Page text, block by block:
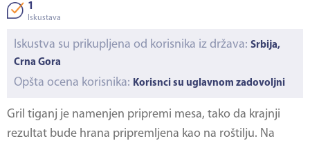
1
Iskustava
Iskustva su prikupljena od korisnika iz država: Srbija,
Crna Gora
Opšta ocena korisnika: Korisnci su uglavnom zadovoljni
Gril tiganj je namenjen pripremi mesa, tako da krajnji
rezultat bude hrana pripremljena kao na roštilju. Na